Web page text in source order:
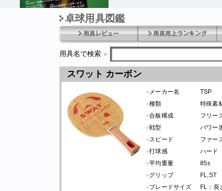
1970年1月01日 発売卓球用具図鑑
用具名で検索
スワット カーボン
● メーカー名
TSP
●種類
特殊素
●合板構成
フリー
●戦型
パワー
●スピード
ファー
●打球感
ハード
●平均重量
85±
●グリップ
FL,ST
●ブレードサイズ
FL：長